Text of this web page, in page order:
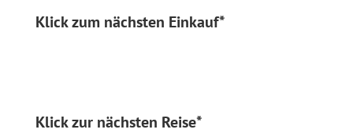
Klick zum nächsten Einkauf*
Klick zur nächsten Reise*